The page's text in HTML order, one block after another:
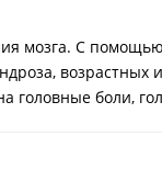
мозга. С
возрастных
головные боли,